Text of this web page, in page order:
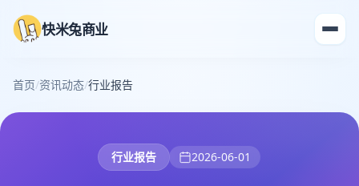
快米兔商业
首页/资讯动态/行业报告
行业报告 2026-06-01